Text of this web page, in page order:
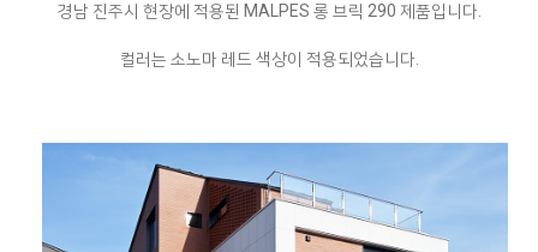
경남 진주시 현장에 적용된 MALPES 롱 브릭 290 제품입니다.
컬러는 소노마 레드 색상이 적용되었습니다.